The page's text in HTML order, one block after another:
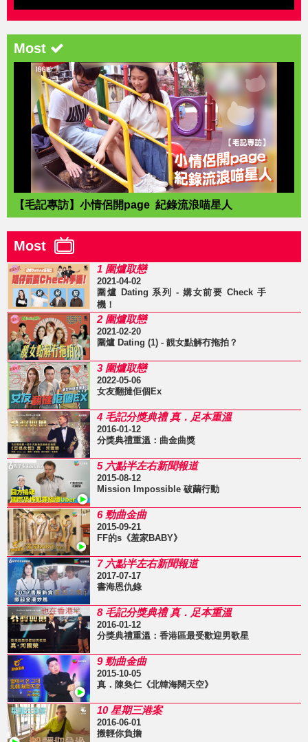
Most
【毛記專訪】小情侶開page 紀錄流浪喵星人
Most
1 圍爐取戀
2021-04-02
圍爐 Dating 系列 - 媾女前要 Check 手
機！
2 圍爐取戀
2021-02-20
圍爐 Dating (1) - 靚女點解冇拖拍？
3 圍爐取戀
2022-05-06
女友翻撻佢個Ex
4 毛記分獎典禮 真．足本重溫
2016-01-12
分獎典禮重溫：曲金曲獎
5 六點半左右新聞報道
2015-08-12
Mission Impossible 破繭行動
6 勁曲金曲
2015-09-21
FF的s《羞家BABY》
7 六點半左右新聞報道
2017-07-17
書海恩仇錄
8 毛記分獎典禮 真．足本重溫
2016-01-12
分獎典禮重溫：香港區最受歡迎男歌星
9 勁曲金曲
2015-10-05
真．陳奐仁《北韓海闊天空》
10 星期三港案
2016-06-01
搬輕你負擔